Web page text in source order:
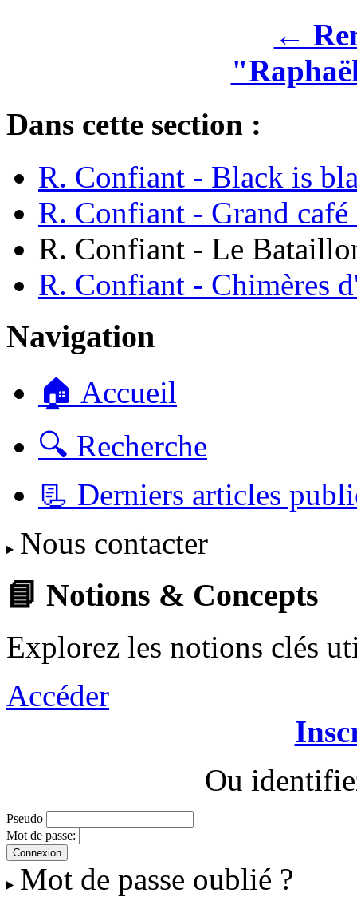
←
Dans cette section :
R. Confiant - Black is
R. Confiant - Grand
R. Confiant - Le
R. Confiant - Chimères
Navigation
🏠 Accueil
🔍 Recherche
📃 Derniers articles
Nous contacter
📘 Notions & Concepts
Explorez les notions clés
Accéder
Ou
Pseudo
Mot de passe:
Mot de passe oublié ?